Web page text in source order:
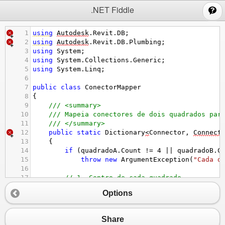
.NET Fiddle
1 using Autodesk . Revit . DB ;
2
using Autodesk . Revit . DB . Plumbing ;
3
using System ;
4
using System . Collections . Generic ;
5
using System . Linq ;
6
7
public class ConectorMapper
8
{
9
/// <summary>
10
/// Mapeia conectores de dois quadrados
11
/// </summary>
12
public static Dictionary<Connector ,
13
    {
14
if ( quadradoA . Count != 4 quadradoB .
15
throw new ArgumentException ( "Cada
16
17
// 1. Centro de cada quadrado
quadradoA);
centroB = CalcularCentro
20
// 2. Vetor normal médio (direção do
direcaoA =
Options
Share